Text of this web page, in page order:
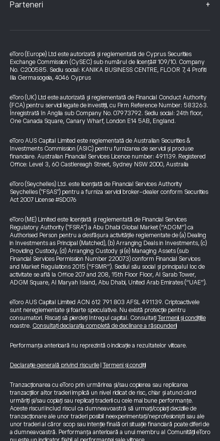
Parteneri +
eToro (Europe) Ltd este autorizată și reglementată de Cyprus Securities
Exchange Commission (CySEC) sub numărul de licență# 109/10. Company
No. C200585. Sediu social: KANIKA BUSINESS CENTRE, FLOOR 7, 4 Profiti
Ilia Germasogeia, 4046 Cyprus
eToro (UK) Ltd este autorizată și reglementată de Financial Conduct Authority
(FCA) pentru servicii legate de investiții, cu Firm Reference Number: 583263.
Înregistrată în Anglia sub Company No. 07973792. Sediu social: 24th floor,
One Canada Square, Canary Wharf, London E14 5AB, England.
eToro AUS Capital Limited este reglementată de Australian Securities &
Investments Commission (ASIC) pentru furnizarea de servicii și produse
financiare. Australian Financial Services Licence number: 491139. Registered
Office: Level 3, 60 Castlereagh Street, Sydney NSW 2000, Australia
eToro (Seychelles) Ltd. este licențiată de Financial Services Authority
Seychelles ("FSAS") pentru a furniza servicii broker-dealer conform Securities
Act 2007 License #SD076
eToro (ME) Limited este licențiată și reglementată de Financial Services
Regulatory Authority ("FSRA") a Abu Dhabi Global Market (“ADGM”) ca
Authorised Person pentru a desfășura activitățile reglementate de (a) Dealing
in Investments as Principal (Matched), (b) Arranging Deals in Investments, (c)
Providing Custody, (d) Arranging Custody și (e) Managing Assets (sub
Financial Services Permission Number 220073) conform Financial Services
and Market Regulations 2015 (“FSMR”). Sediul său social și principalul loc de
activitate se află la Office 207 and 208, 15th Floor Floor, Al Sarab Tower,
ADGM Square, Al Maryah Island, Abu Dhabi, United Arab Emirates (“UAE”).
eToro AUS Capital Limited ACN 612 791 803 AFSL 491139. Criptoactivele
sunt nereglementate și foarte speculative. Nu există protecție pentru
consumatori. Riscați să pierdeți întregul capital. Consultați Termenii și condițiile
noastre. Consultați declarația completă de declinare a răspunderii
Performanța anterioară nu reprezintă o indicație a rezultatelor viitoare.
Declarație generală privind riscurile Termeni și condiții
Tranzacționarea cu eToro prin urmărirea și/sau copierea sau replicarea
tranzacțiilor altor traderi implică un nivel ridicat de risc, chiar și atunci când
urmăriți și/sau copiați sau replicați traderii cu cele mai bune performanțe.
Aceste riscuri includ riscul ca dumneavoastră să urmați/copiați deciziile de
tranzacționare ale unor traderi posibil neexperimentați/neprofesioniști sau ale
unor traderi al căror scop sau intenție finală ori situație financiară poate diferi de
a dumneavoastră. Performanța anterioară a unui membru al Comunității eToro